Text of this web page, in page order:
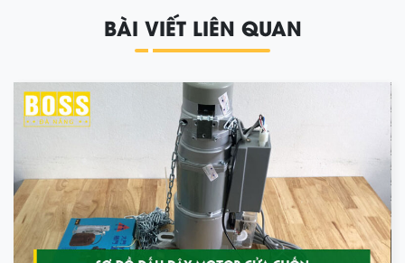
BÀI VIẾT LIÊN QUAN